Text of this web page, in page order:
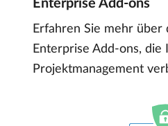
Enterprise Add-ons
Erfahren Sie mehr über
Enterprise Add-ons, die
Projektmanagement